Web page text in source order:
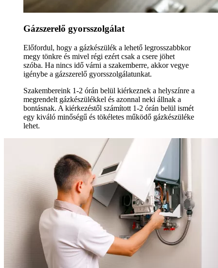
Gázszerelő gyorsszolgálat
Előfordul, hogy a gázkészülék a lehető legrosszabbkor
megy tönkre és mivel régi ezért csak a csere jöhet
szóba. Ha nincs idő várni a szakemberre, akkor vegye
igénybe a gázszerelő gyorsszolgálatunkat.
Szakembereink 1-2 órán belül kiérkeznek a helyszínre a
megrendelt gázkészülékkel és azonnal neki állnak a
bontásnak. A kiérkezéstől számított 1-2 órán belül ismét
egy kiváló minőségű és tökéletes működő gázkészüléke
lehet.